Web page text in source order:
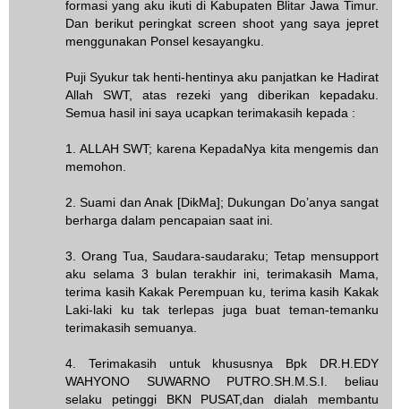
formasi yang aku ikuti di Kabupaten Blitar Jawa Timur.
Dan berikut peringkat screen shoot yang saya jepret
menggunakan Ponsel kesayangku.
Puji Syukur tak henti-hentinya aku panjatkan ke Hadirat
Allah SWT, atas rezeki yang diberikan kepadaku.
Semua hasil ini saya ucapkan terimakasih kepada :
1. ALLAH SWT; karena KepadaNya kita mengemis dan
memohon.
2. Suami dan Anak [DikMa]; Dukungan Do’anya sangat
berharga dalam pencapaian saat ini.
3. Orang Tua, Saudara-saudaraku; Tetap mensupport
aku selama 3 bulan terakhir ini, terimakasih Mama,
terima kasih Kakak Perempuan ku, terima kasih Kakak
Laki-laki ku tak terlepas juga buat teman-temanku
terimakasih semuanya.
4. Terimakasih untuk khususnya Bpk DR.H.EDY
WAHYONO SUWARNO PUTRO.SH.M.S.I. beliau
selaku petinggi BKN PUSAT,dan dialah membantu